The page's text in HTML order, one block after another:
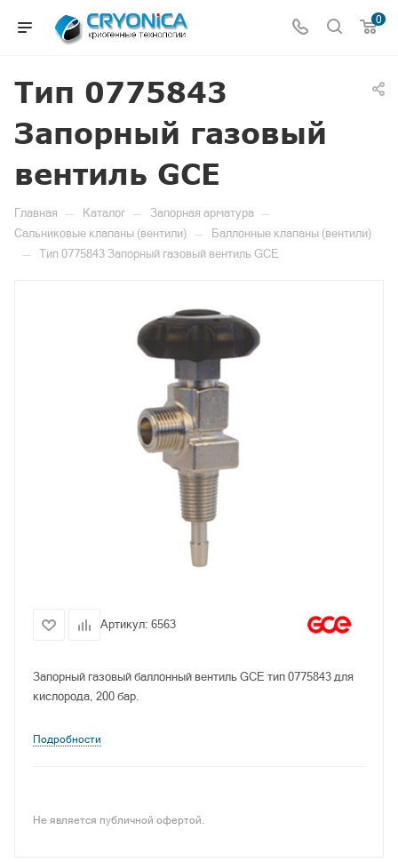
0
Тип 0775843
Запорный газовый
вентиль GCE
Главная — Каталог — Запорная арматура —
Сальниковые клапаны (вентили) — Баллонные клапаны (вентили)
— Тип 0775843 Запорный газовый вентиль GCE
Артикул: 6563
Запорный газовый баллонный вентиль GCE тип 0775843 для
кислорода, 200 бар.
Подробности
Не является публичной офертой.